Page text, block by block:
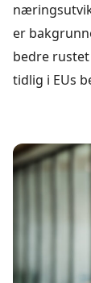
er
bedre
tidlig i EUs